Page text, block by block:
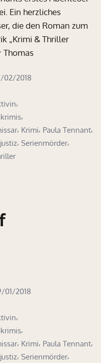
Ein herzliches
die den Roman zum
„Krimi & Thriller
Thomas
02/2018
,
,
, Krimi, Paula Tennant,
, Serienmörder,
01/2018
,
,
, Krimi, Paula Tennant,
, Serienmörder,